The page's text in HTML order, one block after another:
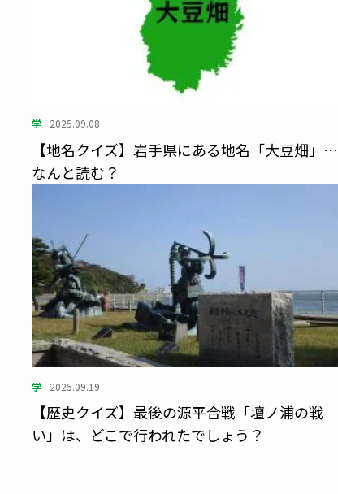
学 2025.09.08
【地名クイズ】岩手県にある地名「大豆畑」…
なんと読む？
学 2025.09.19
【歴史クイズ】最後の源平合戦「壇ノ浦の戦
い」は、どこで行われたでしょう？